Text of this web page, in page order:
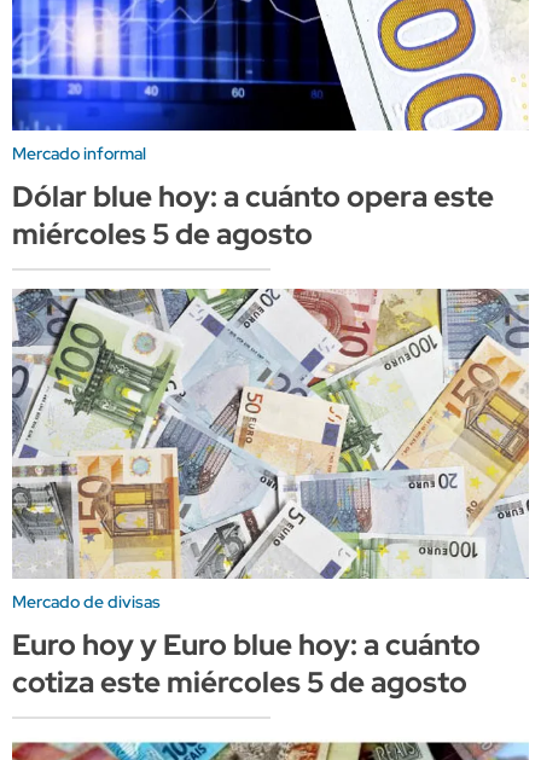
Mercado informal
Dólar blue hoy: a cuánto opera este
miércoles 5 de agosto
Mercado de divisas
Euro hoy y Euro blue hoy: a cuánto
cotiza este miércoles 5 de agosto